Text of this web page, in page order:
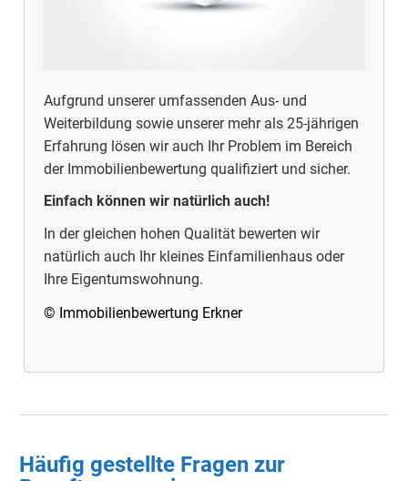
Aufgrund unserer umfassenden Aus- und
Weiterbildung sowie unserer mehr als 25-jährigen
Erfahrung lösen wir auch Ihr Problem im Bereich
der Immobilienbewertung qualifiziert und sicher.
Einfach können wir natürlich auch!
In der gleichen hohen Qualität bewerten wir
natürlich auch Ihr kleines Einfamilienhaus oder
Ihre Eigentumswohnung.
© Immobilienbewertung Erkner
Häufig gestellte Fragen zur